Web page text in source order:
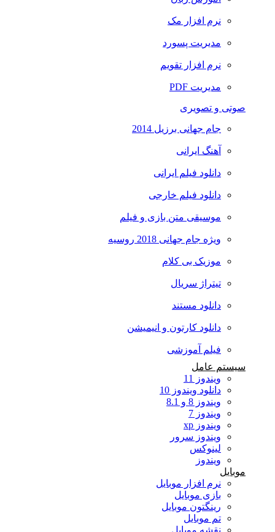
نرم افزار مک
مدیریت پسورد
نرم افزار تقویم
مدیریت PDF
صوتی و تصویری
جام جهانی برزیل 2014
آهنگ ایرانی
دانلود فیلم ایرانی
دانلود فیلم خارجی
موسیقی متن بازی و فیلم
ویژه جام جهانی 2018 روسیه
موزیک بی کلام
تیتراژ سریال
دانلود مستند
دانلود کارتون و انیمیشن
فیلم آموزشی
سیستم عامل
ویندوز 11
دانلود ویندوز 10
ویندوز 8 و 8.1
ویندوز 7
ویندوز xp
ویندوز سرور
لینوکس
ویندوز
موبایل
نرم افزار موبایل
بازی موبایل
رینگتون موبایل
تم موبایل
نقشه موبایل